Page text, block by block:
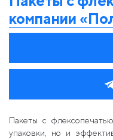
компании
Пакеты с
упаковки, но и